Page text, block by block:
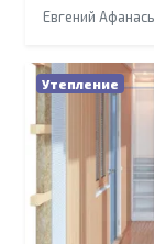
Евгений
Утепление